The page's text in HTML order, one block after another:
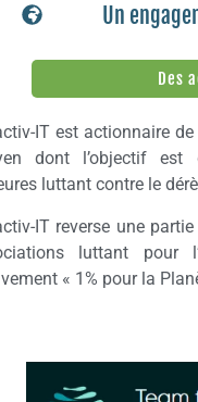
Un
Des
IT est actionnaire
dont l’objectif est
luttant contre le
IT reverse une
luttant pour
« 1% pour la